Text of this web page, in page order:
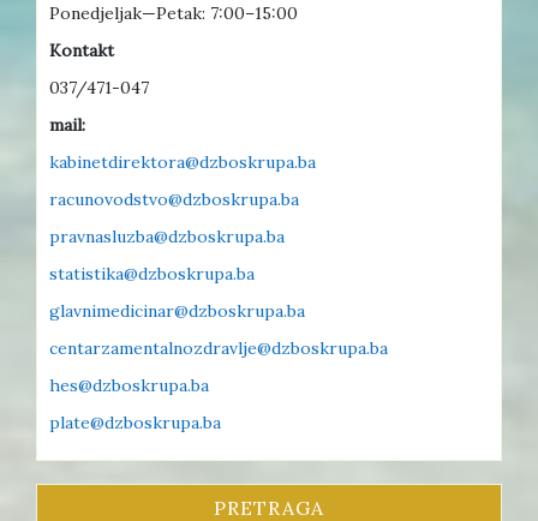
Ponedjeljak—Petak: 7:00–15:00
Kontakt
037/471-047
mail:
kabinetdirektora@dzboskrupa.ba
racunovodstvo@dzboskrupa.ba
pravnasluzba@dzboskrupa.ba
statistika@dzboskrupa.ba
glavnimedicinar@dzboskrupa.ba
centarzamentalnozdravlje@dzboskrupa.ba
hes@dzboskrupa.ba
plate@dzboskrupa.ba
PRETRAGA